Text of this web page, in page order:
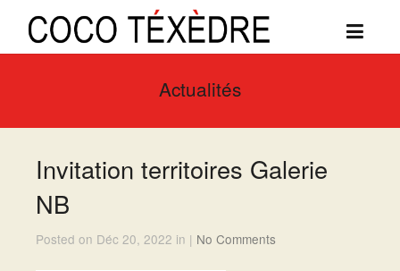
Actualités
Invitation territoires Galerie
NB
Posted on Déc 20, 2022 in | No Comments